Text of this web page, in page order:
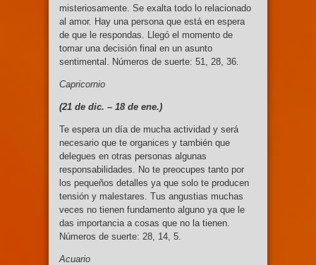
misteriosamente. Se exalta todo lo relacionado
al amor. Hay una persona que está en espera
de que le respondas. Llegó el momento de
tomar una decisión final en un asunto
sentimental. Números de suerte: 51, 28, 36.
Capricornio
(21 de dic. – 18 de ene.)
Te espera un día de mucha actividad y será
necesario que te organices y también que
delegues en otras personas algunas
responsabilidades. No te preocupes tanto por
los pequeños detalles ya que solo te producen
tensión y malestares. Tus angustias muchas
veces no tienen fundamento alguno ya que le
das importancia a cosas que no la tienen.
Números de suerte: 28, 14, 5.
Acuario